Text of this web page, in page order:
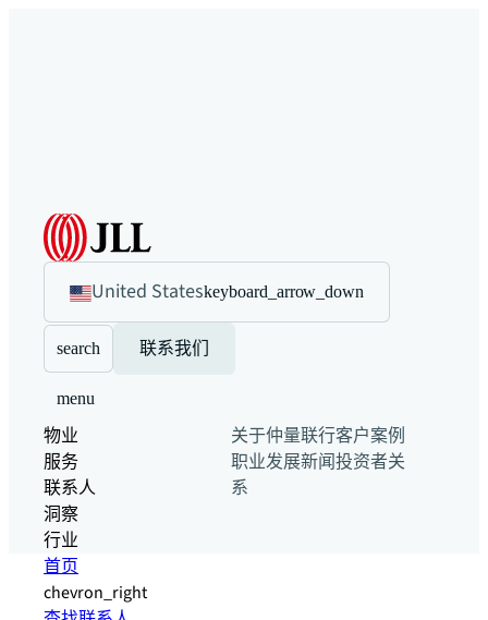
United Stateskeyboard_arrow_down
search 联系我们
menu
物业
服务
联系人
洞察
行业
关于仲量联行客户案例
职业发展新闻投资者关
系
首页
chevron_right